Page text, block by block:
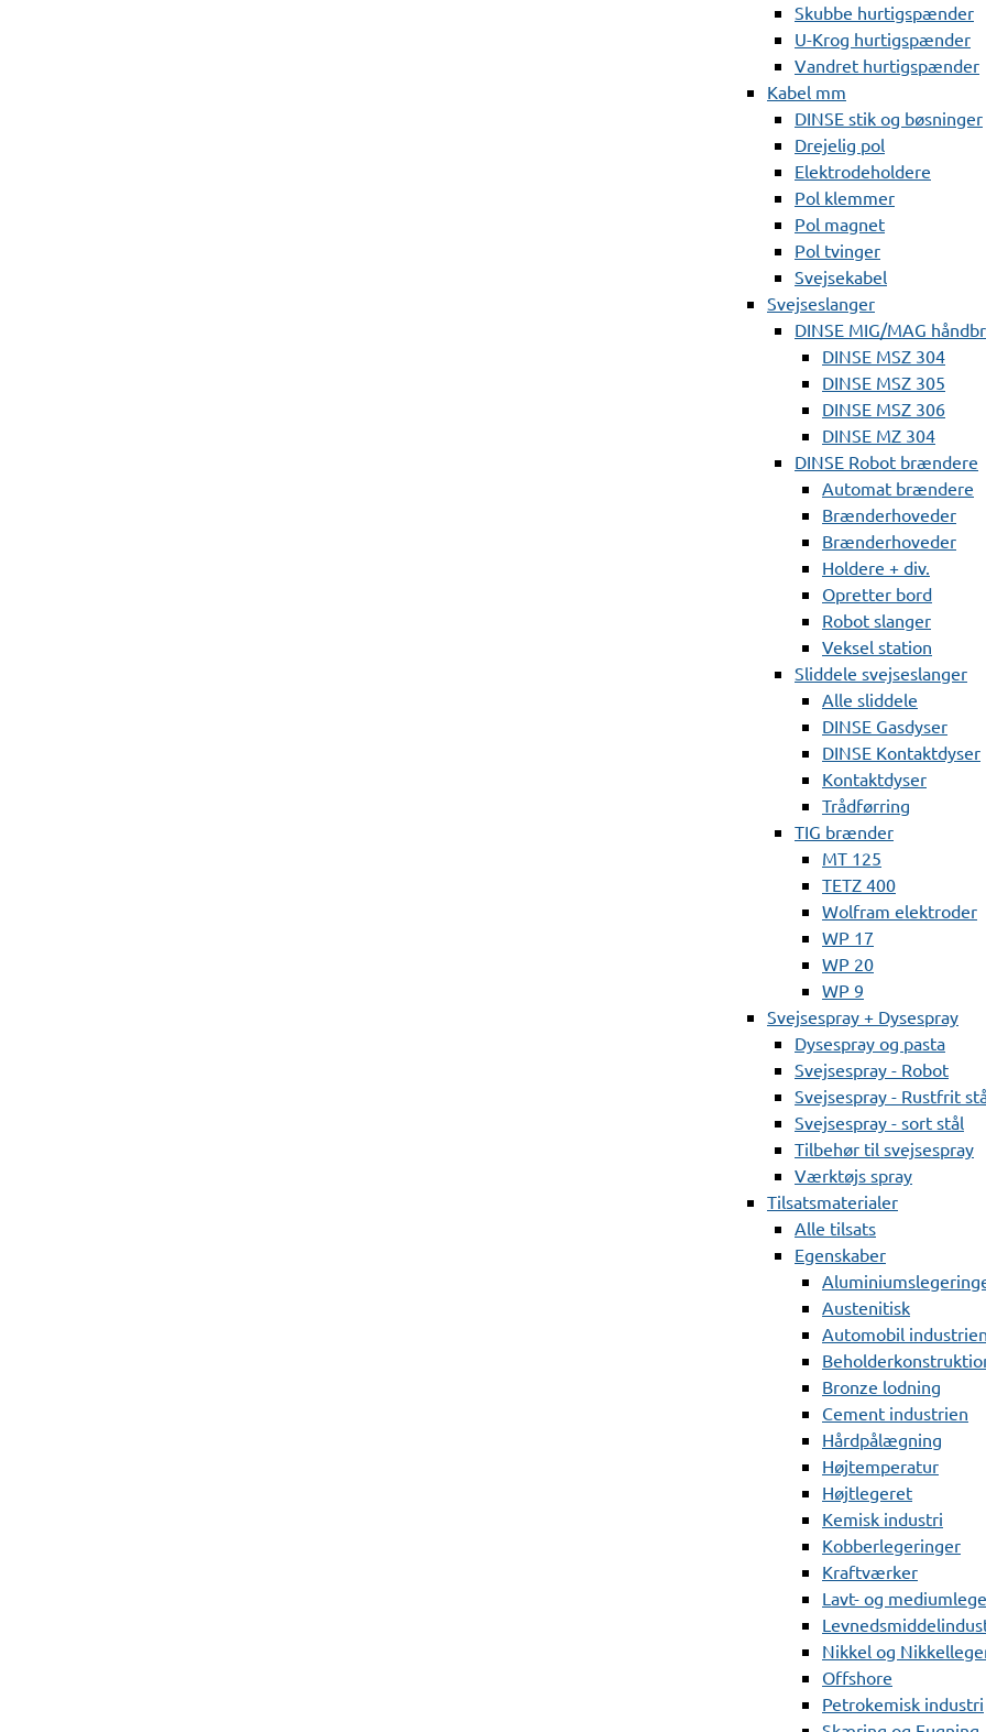
Skubbe hurtigspænder
U-Krog hurtigspænder
Vandret hurtigspænder
Kabel mm
DINSE stik og bøsninger
Drejelig pol
Elektrodeholdere
Pol klemmer
Pol magnet
Pol tvinger
Svejsekabel
Svejseslanger
DINSE MIG/MAG
DINSE MSZ 304
DINSE MSZ 305
DINSE MSZ 306
DINSE MZ 304
DINSE Robot brændere
Automat brændere
Brænderhoveder
Brænderhoveder
Holdere + div.
Opretter bord
Robot slanger
Veksel station
Sliddele svejseslanger
Alle sliddele
DINSE Gasdyser
DINSE Kontaktdyser
Kontaktdyser
Trådførring
TIG brænder
MT 125
TETZ 400
Wolfram elektroder
WP 17
WP 20
WP 9
Svejsespray + Dysespray
Dysespray og pasta
Svejsespray - Robot
Svejsespray - Rustfrit
Svejsespray - sort stål
Tilbehør til svejsespray
Værktøjs spray
Tilsatsmaterialer
Alle tilsats
Egenskaber
Austenitisk
Automobil industrien
Bronze lodning
Cement industrien
Hårdpålægning
Højtemperatur
Højtlegeret
Kemisk industri
Kobberlegeringer
Kraftværker
Lavt- og
Nikkel og
Offshore
Petrokemisk industri